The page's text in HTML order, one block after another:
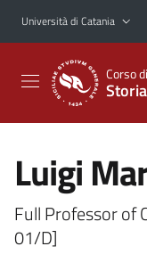
Vai al contenuto
Vai al menu di
Università di Catania
Corso
Luigi
Full Professor of
01/D]